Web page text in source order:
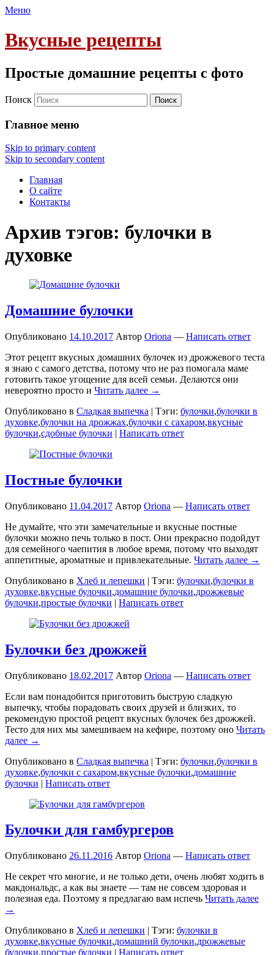
Меню
Вкусные рецепты
Простые домашние рецепты с фото
Поиск
Главное меню
Skip to primary content
Skip to secondary content
Главная
О сайте
Контакты
Архив тэгов: булочки в
духовке
Домашние булочки
Опубликовано 14.10.2017 Автор Oriona — Написать ответ
Этот рецепт вкусных домашних булочек из дрожжевого теста
я знаю с самого детства, потому что не раз помогала маме
готовить такое угощение для всей семьи. Делаются они
невероятно просто и Читать далее →
Опубликовано в Сладкая выпечка | Тэги: булочки,булочки в
духовке,булочки на дрожжах,булочки с сахаром,вкусные
булочки,сдобные булочки | Написать ответ
Постные булочки
Опубликовано 11.04.2017 Автор Oriona — Написать ответ
Не думайте, что эти замечательные и вкусные постные
булочки можно печь только в пост. Они прекрасно подойдут
для семейного чаепития в любое время, потому что выходят
аппетитные, ароматные и привлекательные. Читать далее →
Опубликовано в Хлеб и лепешки | Тэги: булочки,булочки в
духовке,вкусные булочки,домашние булочки,дрожжевые
булочки,простые булочки | Написать ответ
Булочки без дрожжей
Опубликовано 18.02.2017 Автор Oriona — Написать ответ
Если вам понадобится приготовить быструю сладкую
выпечку, чтобы порадовать своих друзей и близких, то
рекомендую простой рецепт вкусных булочек без дрожжей.
Тесто для них мы замешиваем на кефире, поэтому оно Читать
далее →
Опубликовано в Сладкая выпечка | Тэги: булочки,булочки в
духовке,булочки с сахаром,вкусные булочки,домашние
булочки | Написать ответ
Булочки для гамбургеров
Опубликовано 26.11.2016 Автор Oriona — Написать ответ
Не секрет что многие, и не только дети, очень любят ходить в
макдональдс, а как вы знаете — там не совсем здоровая и
полезная еда. Поэтому я предлагаю вам испечь Читать далее
→
Опубликовано в Хлеб и лепешки | Тэги: булочки в
духовке,вкусные булочки,домашний булочки,дрожжевые
булочки,простые булочки | Написать ответ